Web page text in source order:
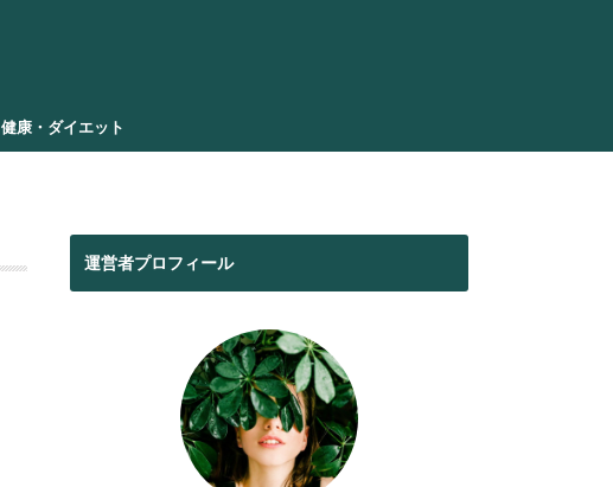
健康・ダイエット
運営者プロフィール